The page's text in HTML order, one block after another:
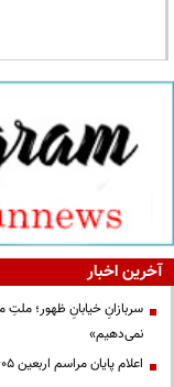
آخرین اخبار
سربازانِ خیابانِ ظهور؛ ملتِ
نمی‌دهیم»
اعلام پایان مراسم اربعین ۱۴۰۵